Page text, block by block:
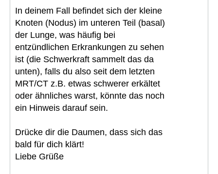
In deinem Fall befindet sich der kleine
Knoten (Nodus) im unteren Teil (basal)
der Lunge, was häufig bei
entzündlichen Erkrankungen zu sehen
ist (die Schwerkraft sammelt das da
unten), falls du also seit dem letzten
MRT/CT z.B. etwas schwerer erkältet
oder ähnliches warst, könnte das noch
ein Hinweis darauf sein.
Drücke dir die Daumen, dass sich das
bald für dich klärt!
Liebe Grüße